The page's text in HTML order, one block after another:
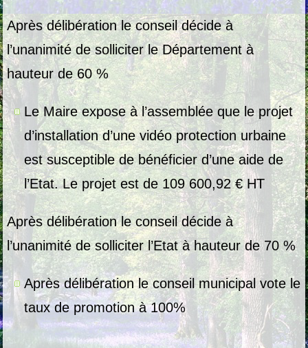
Après délibération le conseil décide à
l’unanimité de solliciter le Département à
hauteur de 60 %
Le Maire expose à l’assemblée que le projet
d’installation d’une vidéo protection urbaine
est susceptible de bénéficier d’une aide de
l’Etat. Le projet est de 109 600,92 €HT
Après délibération le conseil décide à
l’unanimité de solliciter l’Etat à hauteur de 70 %
Après délibération le conseil municipal vote le
taux de promotion à 100%